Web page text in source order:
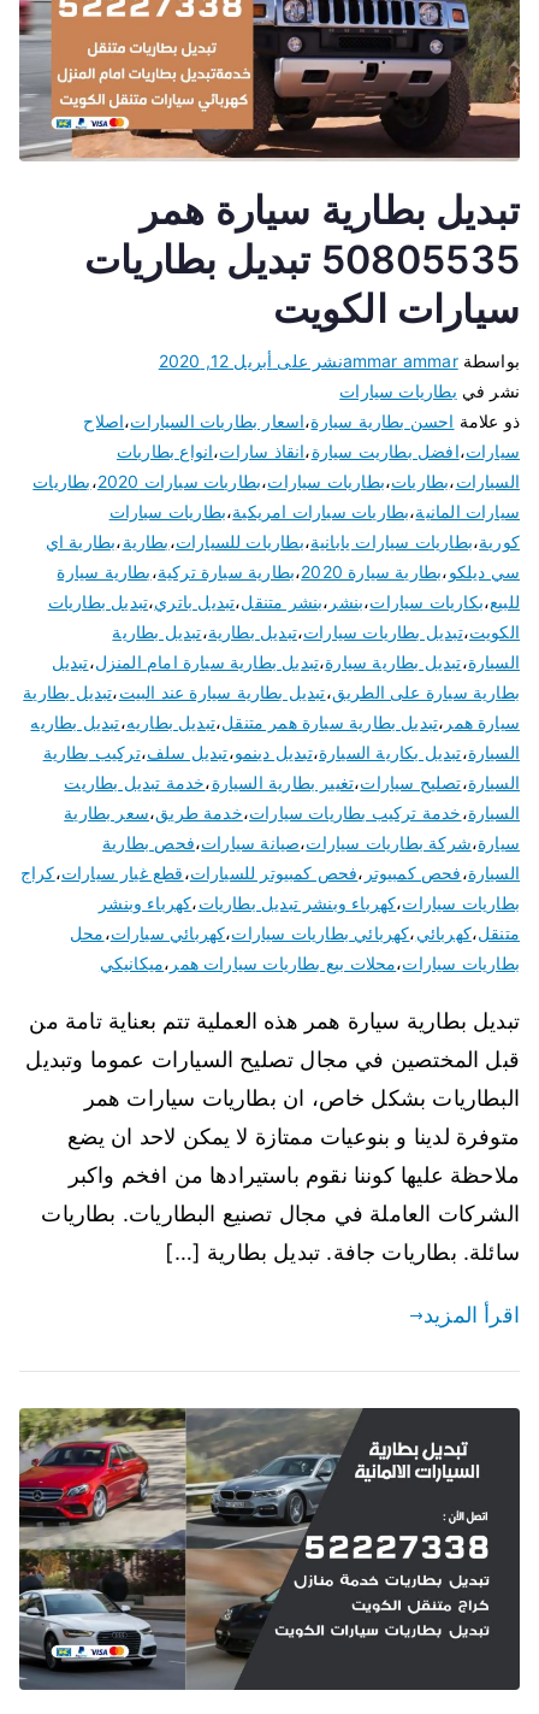
تبديل بطارية سيارة همر
50805535 تبديل بطاريات
سيارات الكويت
بواسطةammar ammarنشر على أبريل 12, 2020
نشر في بطاريات سيارات
ذو علامة احسن بطارية سيارة،اسعار بطاريات السيارات،اصلاح
سيارات،افضل بطاريت سيارة،انقاذ سارات،انواع بطاريات
السيارات،بطاريات،بطاريات سيارات،بطاريات سيارات 2020 ،بطاريات
سيارات المانية،بطاريات سيارات امريكية،بطاريات سيارات
كورية،بطاريات سيارات يابانية،بطاريات للسيارات،بطارية،بطارية اي
سي ديلكو،بطارية سيارة 2020 ،بطارية سيارة تركية،بطارية سيارة
للبيع،بكاريات سيارات،بنشر ،بنشر متنقل،تبديل باتري،تبديل بطاريات
الكويت،تبديل بطاريات سيارات،تبديل بطارية،تبديل بطارية
السيارة،تبديل بطارية سيارة،تبديل بطارية سيارة امام المنزل،تبديل
بطارية سيارة على الطريق،تبديل بطارية سيارة عند البيت،تبديل بطارية
سيارة همر ،تبديل بطارية سيارة همر متنقل،تبديل بطاريه،تبديل بطاريه
السيارة،تبديل بكارية السيارة،تبديل دينمو،تبديل سلف،تركيب بطارية
السيارة،تصليح سيارات،تغيير بطارية السيارة،خدمة تبديل بطاريت
السيارة،خدمة تركيب بطاريات سيارات،خدمة طريق،سعر بطارية
سيارة،شركة بطاريات سيارات،صيانة سيارات،فحص بطارية
السيارة،فحص كمبيوتر ،فحص كمبيوتر للسيارات،قطع غيار سيارات،كراج
بطاريات سيارات،كهرباء وبنشر تبديل بطاريات،كهرباء وبنشر
متنقل،كهربائي،كهربائي بطاريات سيارات،كهربائي سيارات،محل
بطاريات سيارات،محلات بيع بطاريات سيارات همر ،ميكانيكي
تبديل بطارية سيارة همر هذه العملية تتم بعناية تامة من
قبل المختصين في مجال تصليح السيارات عموما وتبديل
البطاريات بشكل خاص، ان بطاريات سيارات همر
متوفرة لدينا و بنوعيات ممتازة لا يمكن لاحد ان يضع
ملاحظة عليها كوننا نقوم باستيرادها من افخم واكبر
الشركات العاملة في مجال تصنيع البطاريات. بطاريات
سائلة. بطاريات جافة. تبديل بطارية […]
اقرأ المزيد